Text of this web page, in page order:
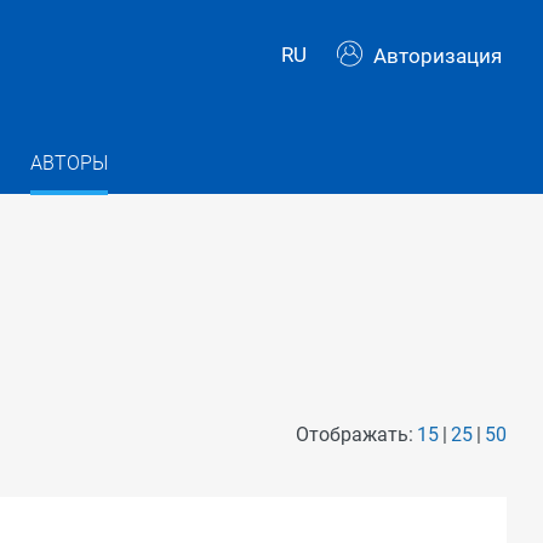
RU Авторизация
АВТОРЫ
Отображать: 15 25 50